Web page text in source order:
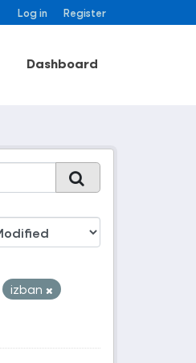
Log in Register
Dashboard
izban